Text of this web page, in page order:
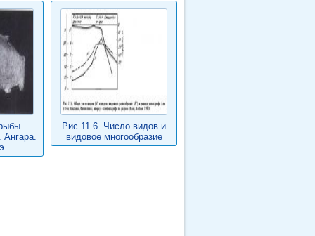
Ангара.
Рис.11.6. Число видов и
видовое многообразие